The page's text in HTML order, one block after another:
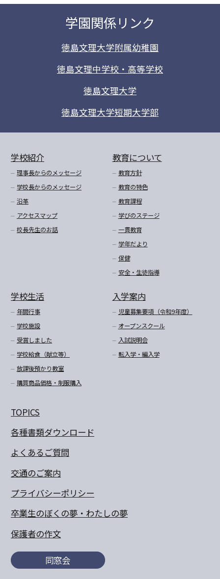
学園関係リンク
徳島文理大学附属幼稚園
徳島文理中学校・高等学校
徳島文理大学
徳島文理大学短期大学部
学校紹介
理事長からのメッセージ
学校長からのメッセージ
沿革
アクセスマップ
校長先生のお話
教育について
教育方針
教育の特色
教育課程
学びのステージ
一貫教育
学年だより
保健
安全・生徒指導
学校生活
年間行事
学校施設
受賞しました
学校給食（献立等）
放課後預かり教室
購買商品価格・制服購入
入学案内
児童募集要項（令和9年度）
オープンスクール
入試説明会
転入学・編入学
TOPICS
各種書類ダウンロード
よくあるご質問
交通のご案内
プライバシーポリシー
卒業生のぼくの夢・わたしの夢
保護者の作文
同窓会